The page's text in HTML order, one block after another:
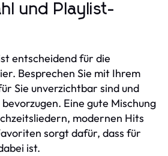
und Playlist-
entscheidend für die
Besprechen Sie mit Ihrem
Sie unverzichtbar sind und
Eine gute Mischung
modernen Hits
sorgt dafür, dass für
ist.